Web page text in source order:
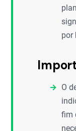
por
O
fim